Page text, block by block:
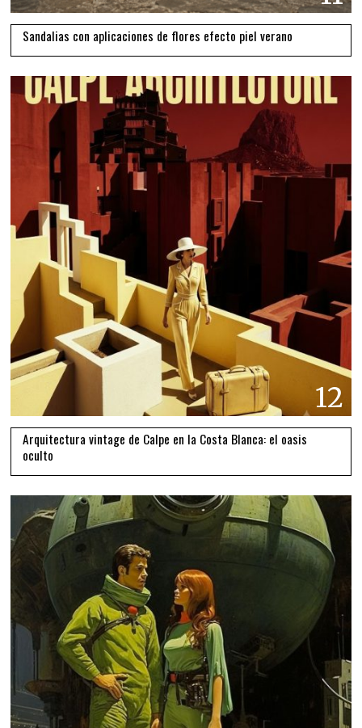
Sandalias con aplicaciones de flores efecto piel verano
12
Arquitectura vintage de Calpe en la Costa Blanca: el oasis
oculto